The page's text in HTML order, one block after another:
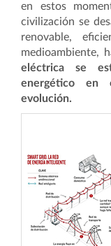
en estos
civilización se
renovable,
medioambiente,
eléctrica se
energético en
evolución.